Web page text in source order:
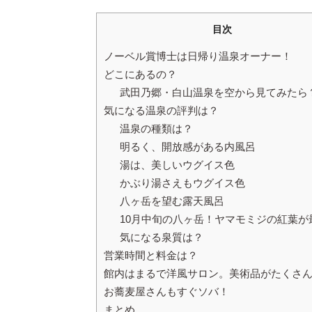
目次
ノーベル賞博士は日帰り温泉オーナー！
どこにあるの？
武田乃郷・白山温泉を空から見てみたら
気になる温泉の評判は？
温泉の種類は？
明るく、開放感がある内風呂
湯は、美しいウグイス色
かぶり湯さえもウグイス色
八ヶ岳を望む露天風呂
10月中旬の八ヶ岳！ヤマモミジの紅葉が
気になる泉質は？
営業時間と料金は？
館内はまるで洋風サロン。美術品がたくさん
お蕎麦屋さんもすぐソバ！